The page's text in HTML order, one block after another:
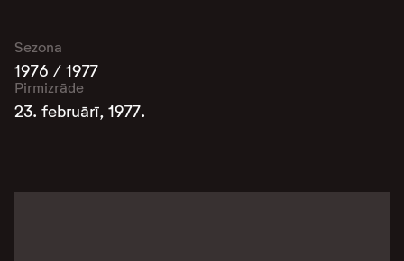
Sezona
1976 / 1977
Pirmizrāde
23. februārī, 1977.